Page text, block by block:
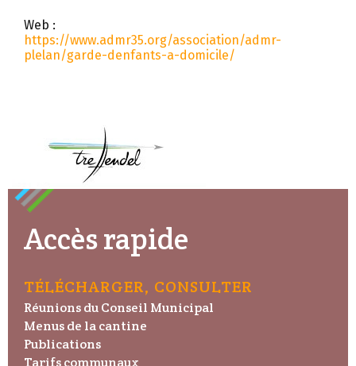
Web :
https://www.admr35.org/association/admr-
plelan/garde-denfants-a-domicile/
Accès rapide
TÉLÉCHARGER, CONSULTER
Réunions du Conseil Municipal
Menus de la cantine
Publications
Tarifs communaux